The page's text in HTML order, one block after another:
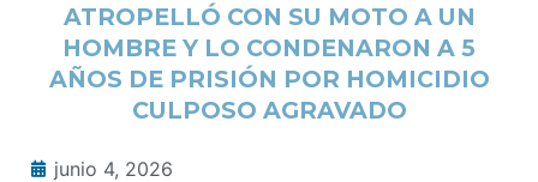
ATROPELLÓ CON SU MOTO A UN
HOMBRE Y LO CONDENARON A 5
AÑOS DE PRISIÓN POR HOMICIDIO
CULPOSO AGRAVADO
junio 4, 2026